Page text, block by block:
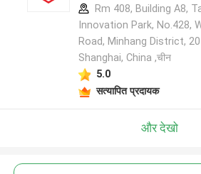
Rm 408, Building A8,
Innovation Park, No.428,
Road, Minhang District,
Shanghai, China ,चीन
5.0
सत्यापित प्रदायक
और देखो